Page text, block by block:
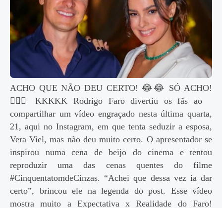
ACHO QUE NÃO DEU CERTO! 😂😂 SÓ ACHO!
🤦🏽‍♂️ KKKKK Rodrigo Faro divertiu os fãs ao
compartilhar um vídeo engraçado nesta última quarta,
21, aqui no Instagram, em que tenta seduzir a esposa,
Vera Viel, mas não deu muito certo. O apresentador se
inspirou numa cena de beijo do cinema e tentou
reproduzir uma das cenas quentes do filme
#CinquentatomdeCinzas. “Achei que dessa vez ia dar
certo”, brincou ele na legenda do post. Esse vídeo
mostra muito a Expectativa x Realidade do Faro!